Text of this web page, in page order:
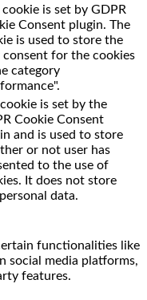
cookie is set by GDPR
Consent plugin. The
is used to store the
consent for the cookies
category
is set by the
Cookie Consent
and is used to store
or not user has
to the use of
It does not store
data.
functionalities like
social media platforms,
features.